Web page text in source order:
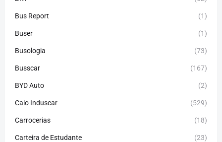
Bus Report (1)
Buser (1)
Busologia (73)
Busscar (167)
BYD Auto (2)
Caio Induscar (529)
Carrocerias (18)
Carteira de Estudante (23)